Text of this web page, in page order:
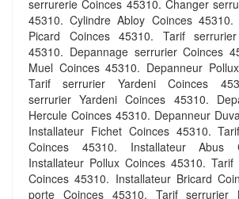
serrurerie Coinces 45310. Changer
45310. Cylindre Abloy Coinces
Picard Coinces 45310. Tarif
45310. Depannage serrurier Coinces
Muel Coinces 45310. Depanneur
Tarif serrurier Yardeni Coinces
serrurier Yardeni Coinces 45310.
Hercule Coinces 45310. Depanneur
Installateur Fichet Coinces 45310.
Coinces 45310. Installateur Abus
Installateur Pollux Coinces 45310.
Coinces 45310. Installateur Bricard
porte Coinces 45310. Tarif serrurier